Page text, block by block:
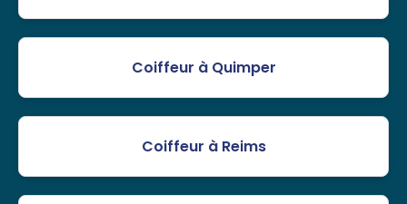
Coiffeur à Quimper
Coiffeur à Reims